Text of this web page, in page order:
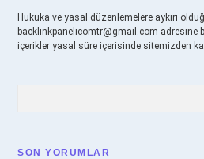
Hukuka ve yasal düzenlemelere aykırı
backlinkpanelicomtr@gmail.com adresine
içerikler yasal süre içerisinde sitemizden
SON YORUMLAR